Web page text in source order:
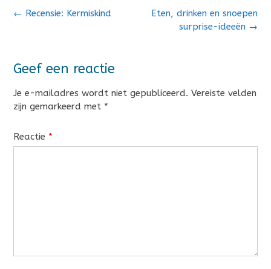
Bericht
Eten, drinken en snoepen
surprise-ideeën →
← Recensie: Kermiskind
Geef een reactie
Je e-mailadres wordt niet gepubliceerd. Vereiste velden
zijn gemarkeerd met *
Reactie *